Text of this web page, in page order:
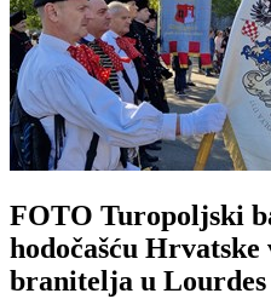
FOTO Turopoljski
hodočašću
branitelja u Lourdes